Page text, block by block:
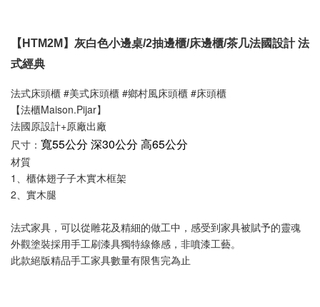
【HTM2M】灰白色小邊桌/2抽邊櫃/床邊櫃/茶几法國設計 法
式經典
法式床頭櫃 #美式床頭櫃 #鄉村風床頭櫃 #床頭櫃
【法櫃Maison.Pijar】
法國原設計+原廠出廠
尺寸： 寬55公分 深30公分 高65公分
材質
1、櫃体翅子子木實木框架
2、實木腿
法式家具，可以從雕花及精細的做工中，感受到家具被賦予的靈魂
外觀塗裝採用手工刷漆具獨特線條感，非噴漆工藝。
此款絕版精品手工家具數量有限售完為止